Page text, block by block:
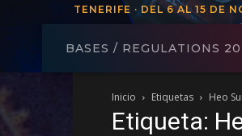
TENERIFE · DEL 6 AL 15 DE
BASES / REGULATIONS
Inicio Etiquetas Heo
Etiqueta: